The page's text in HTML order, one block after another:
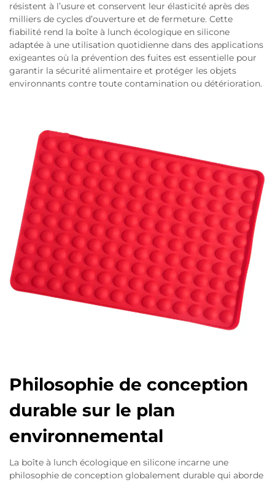
résistent à l’usure et conservent leur élasticité après des
milliers de cycles d’ouverture et de fermeture. Cette
fiabilité rend la boîte à lunch écologique en silicone
adaptée à une utilisation quotidienne dans des applications
exigeantes où la prévention des fuites est essentielle pour
garantir la sécurité alimentaire et protéger les objets
environnants contre toute contamination ou détérioration.
Philosophie de conception
durable sur le plan
environnemental
La boîte à lunch écologique en silicone incarne une
philosophie de conception globalement durable qui aborde